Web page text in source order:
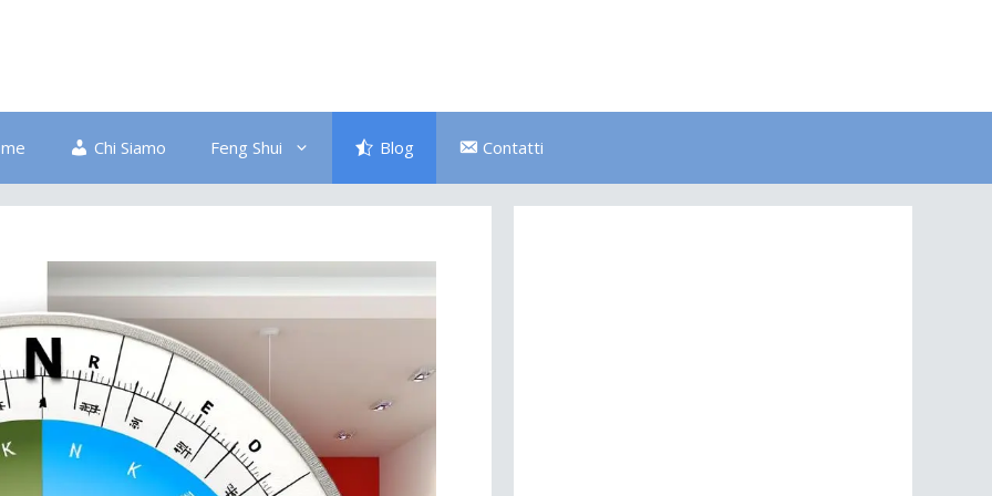
Chi Siamo Feng Shui
Bagno Bambini
Divano
Pulizia Energetica
Blog Contatti